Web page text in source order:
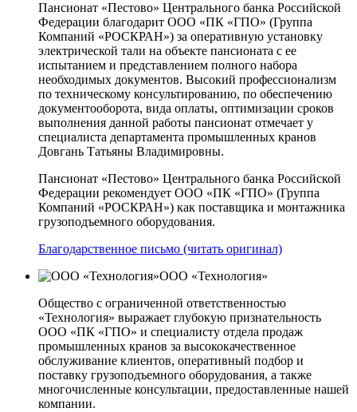
Пансионат «Пестово» Центрального банка Российской
Федерации благодарит ООО «ПК «ГПО» (Группа
Компаний «РОСКРАН») за оперативную установку
электрической тали на объекте пансионата с ее
испытанием и представлением полного набора
необходимых документов. Высокий профессионализм
по техническому консультированию, по обеспечению
документооборота, вида оплаты, оптимизации сроков
выполнения данной работы пансионат отмечает у
специалиста департамента промышленных кранов
Довгань Татьяны Владимировны.
Пансионат «Пестово» Центрального банка Российской
Федерации рекомендует ООО «ПК «ГПО» (Группа
Компаний «РОСКРАН») как поставщика и монтажника
грузоподъемного оборудования.
Благодарственное письмо (читать оригинал)
ООО «Технология»
Общество с ограниченной ответственностью
«Технология» выражает глубокую признательность
ООО «ПК «ГПО» и специалисту отдела продаж
промышленных кранов за высококачественное
обслуживание клиентов, оперативный подбор и
поставку грузоподъемного оборудования, а также
многочисленные консультации, предоставленные нашей
компании.